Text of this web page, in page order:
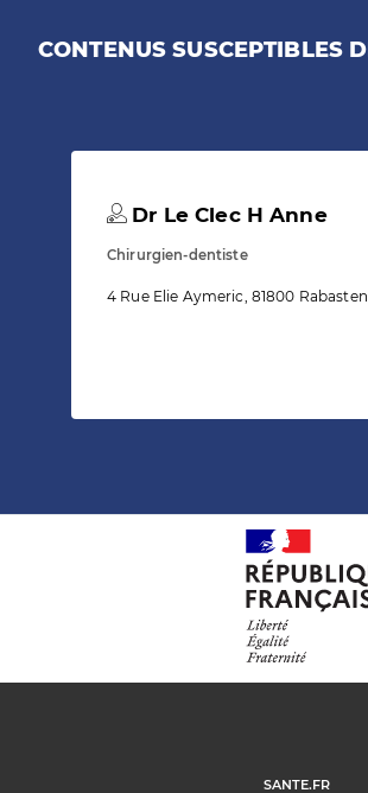
CONTENUS SUSCEPTIBLES
Dr Le Clec H Anne
Chirurgien-dentiste
4 Rue Elie Aymeric, 81800
SANTE.FR